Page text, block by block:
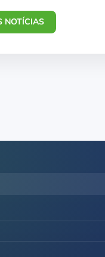
NOTÍCIAS